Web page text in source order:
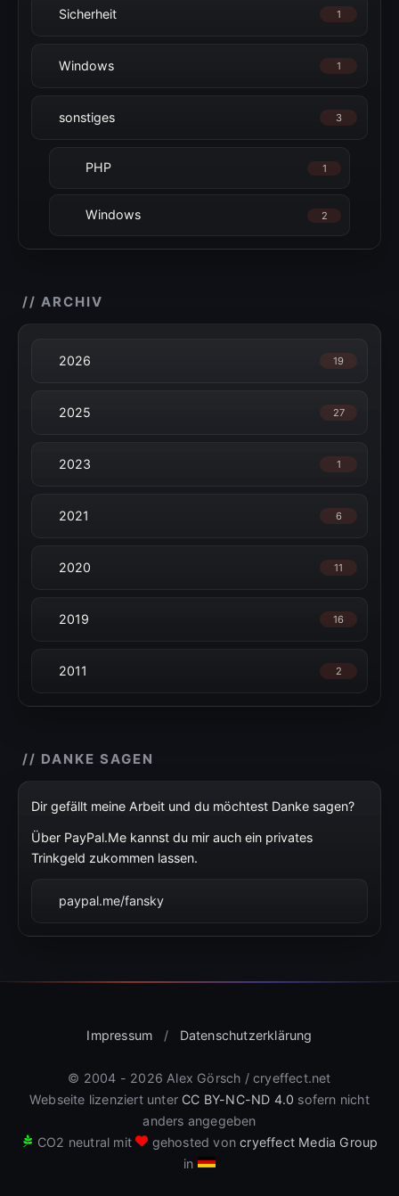
Sicherheit 1
Windows 1
sonstiges 3
PHP 1
Windows 2
// ARCHIV
2026 19
2025 27
2023 1
2021 6
2020 11
2019 16
2011 2
// DANKE SAGEN
Dir gefällt meine Arbeit und du möchtest Danke sagen?
Über PayPal.Me kannst du mir auch ein privates
Trinkgeld zukommen lassen.
paypal.me/fansky
Impressum / Datenschutzerklärung
© 2004 - 2026 Alex Görsch / cryeffect.net
Webseite lizenziert unter CC BY-NC-ND 4.0 sofern nicht
anders angegeben
CO2 neutral mit gehosted voncryeffect Media Group
in